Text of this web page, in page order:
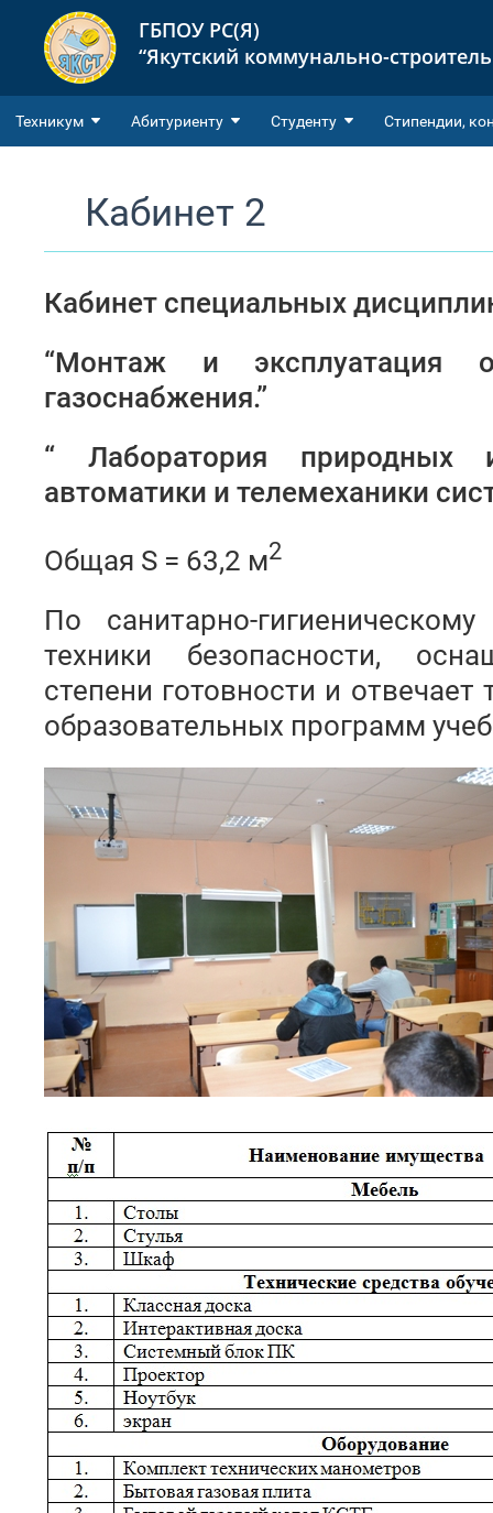
ГБПОУ РС(Я)
“Якутский коммунально-
Техникум Абитуриенту Студенту Cтипендии,
Кабинет 2
Кабинет специальных
“Монтаж и эксплуатация
газоснабжения.”
“ Лаборатория природных
автоматики и телемеханики
Общая S = 63,2 м2
По санитарно-
техники безопасности,
степени готовности и
образовательных программ